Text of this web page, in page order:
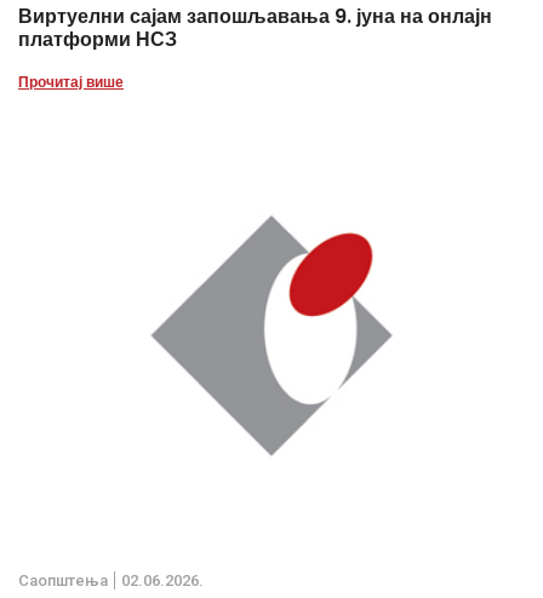
Виртуелни сајам запошљавања 9. јуна на онлајн
платформи НСЗ
Прочитај више
Саопштења 02.06.2026.